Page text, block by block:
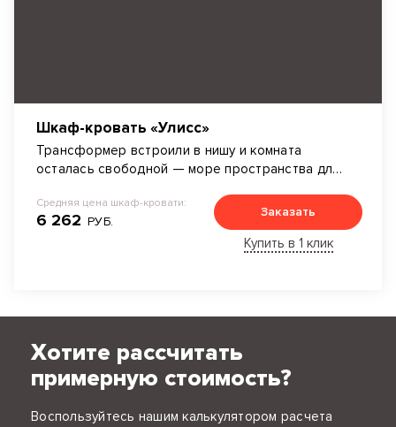
Шкаф-кровать «Улисс»
Трансформер встроили в нишу и комната
осталась свободной — море пространства для
Средняя цена шкаф-кровати:
6 262 РУБ.
Заказать
Купить в 1 клик
Хотите рассчитать
примерную стоимость?
Воспользуйтесь нашим калькулятором расчета